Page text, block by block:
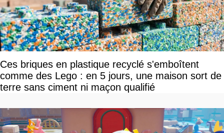
Ces briques en plastique recyclé s'emboîtent
comme des Lego : en 5 jours, une maison sort de
terre sans ciment ni maçon qualifié